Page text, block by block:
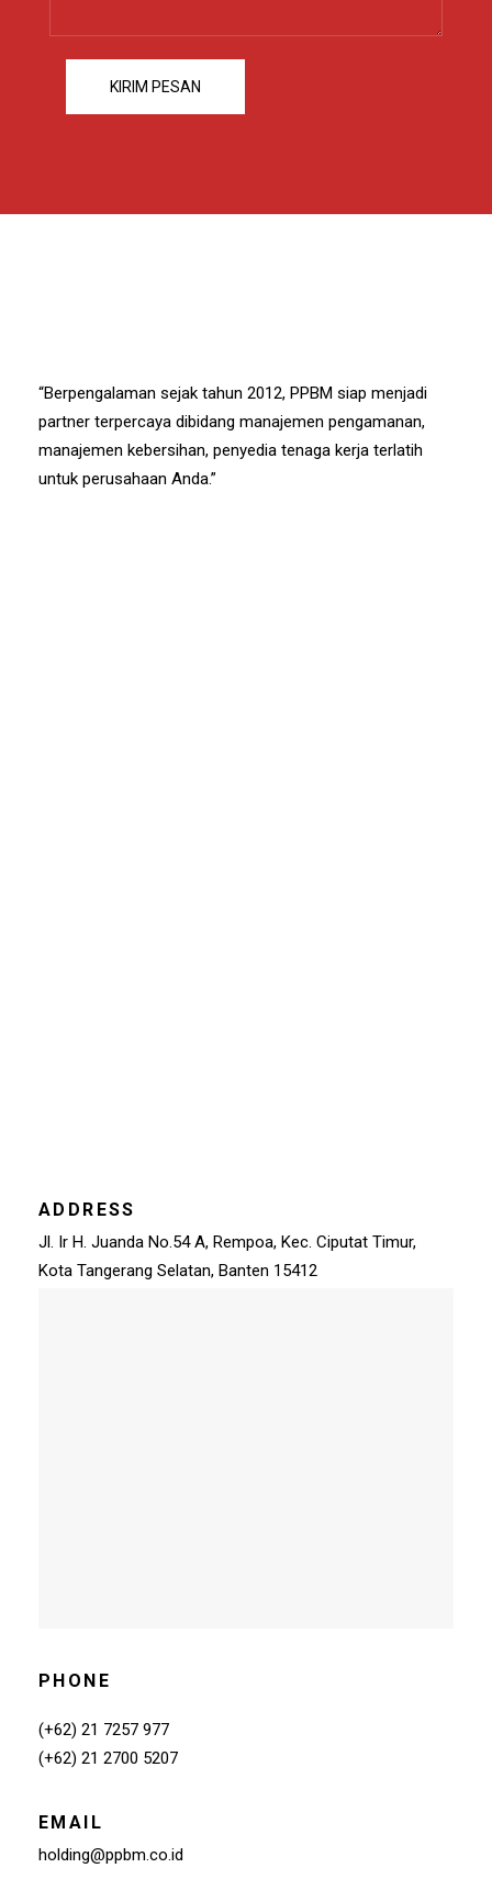
“Berpengalaman sejak tahun 2012, PPBM siap menjadi
partner terpercaya dibidang manajemen pengamanan,
manajemen kebersihan, penyedia tenaga kerja terlatih
untuk perusahaan Anda.”
ADDRESS
Jl. Ir H. Juanda No.54 A, Rempoa, Kec. Ciputat Timur,
Kota Tangerang Selatan, Banten 15412
PHONE
(+62) 21 7257 977
(+62) 21 2700 5207
EMAIL
holding@ppbm.co.id